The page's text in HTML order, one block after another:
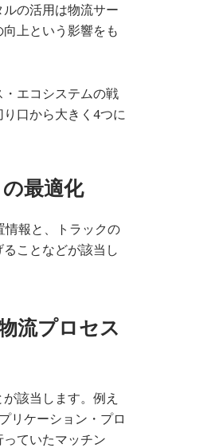
の活用は物流サー
上という影響をも
エコシステムの戦
口から大きく4つに
最適化
情報と、トラックの
ことなどが該当し
流プロセス
該当します。例え
リケーション・プロ
ていたマッチン